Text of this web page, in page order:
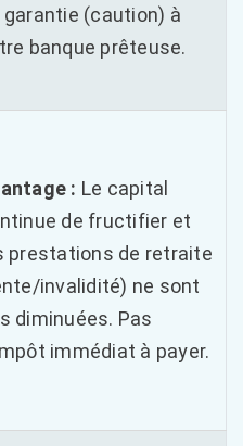
garantie (caution) à
banque prêteuse.
: Le capital
de fructifier et
prestations de retraite
invalidité) ne sont
diminuées. Pas
immédiat à payer.